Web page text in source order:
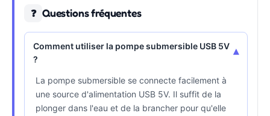
❓ Questions fréquentes
Comment utiliser la pompe submersible USB 5V
?
▾
La pompe submersible se connecte facilement à
une source d'alimentation USB 5V. Il suffit de la
plonger dans l'eau et de la brancher pour qu'elle